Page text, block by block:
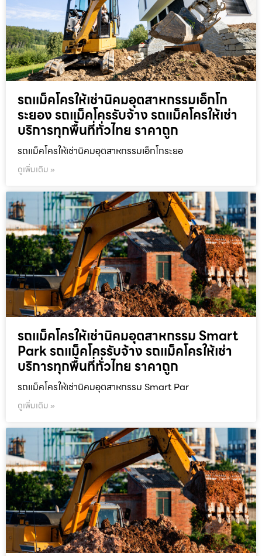
รถแม็คโครให้เช่านิคมอุตสาหกรรมเอ็กโก
ระยอง รถแม็คโครรับจ้าง รถแม็คโครให้เช่า
บริการทุกพื้นที่ทั่วไทย ราคาถูก
รถแม็คโครให้เช่านิคมอุตสาหกรรมเอ็กโกระยอ
ดูเพิ่มเติม »
รถแม็คโครให้เช่านิคมอุตสาหกรรม Smart
Park รถแม็คโครรับจ้าง รถแม็คโครให้เช่า
บริการทุกพื้นที่ทั่วไทย ราคาถูก
รถแม็คโครให้เช่านิคมอุตสาหกรรม Smart Par
ดูเพิ่มเติม »